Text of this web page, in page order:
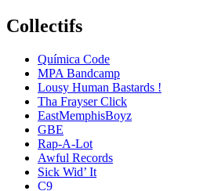
Collectifs
Química Code
MPA Bandcamp
Lousy Human Bastards !
Tha Frayser Click
EastMemphisBoyz
GBE
Rap-A-Lot
Awful Records
Sick Wid’ It
C9